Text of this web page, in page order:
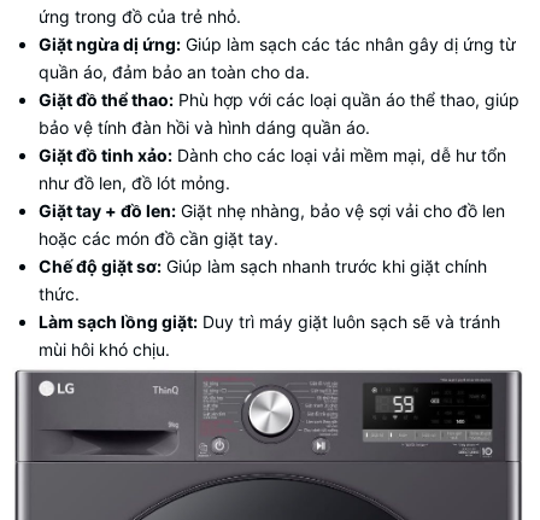
ứng trong đồ của trẻ nhỏ.
Giặt ngừa dị ứng: Giúp làm sạch các tác nhân gây dị ứng từ
quần áo, đảm bảo an toàn cho da.
Giặt đồ thể thao: Phù hợp với các loại quần áo thể thao, giúp
bảo vệ tính đàn hồi và hình dáng quần áo.
Giặt đồ tinh xảo: Dành cho các loại vải mềm mại, dễ hư tổn
như đồ len, đồ lót mỏng.
Giặt tay + đồ len: Giặt nhẹ nhàng, bảo vệ sợi vải cho đồ len
hoặc các món đồ cần giặt tay.
Chế độ giặt sơ: Giúp làm sạch nhanh trước khi giặt chính
thức.
Làm sạch lồng giặt: Duy trì máy giặt luôn sạch sẽ và tránh
mùi hôi khó chịu.